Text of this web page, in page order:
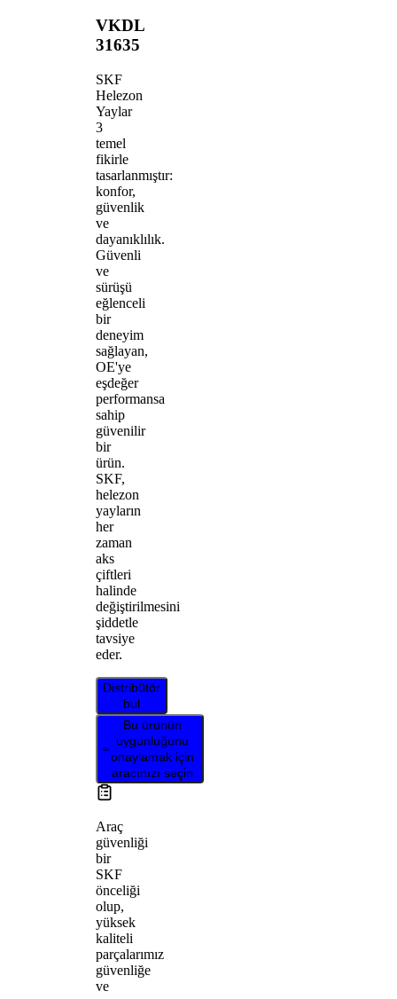
VKDL
31635
SKF
Helezon
Yaylar
3
temel
fikirle
tasarlanmıştır:
konfor,
güvenlik
ve
dayanıklılık.
Güvenli
ve
sürüşü
eğlenceli
bir
deneyim
sağlayan,
OE'ye
eşdeğer
performansa
sahip
güvenilir
bir
ürün.
SKF,
helezon
yayların
her
zaman
aks
çiftleri
halinde
değiştirilmesini
şiddetle
tavsiye
eder.
Distribütör
bul
Bu ürünün
uygunluğunu
onaylamak için
aracınızı seçin
Araç
güvenliği
bir
SKF
önceliği
olup,
yüksek
kaliteli
parçalarımız
güvenliğe
ve